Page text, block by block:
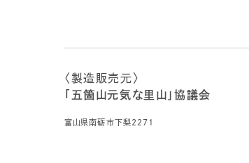
〈製造販売元〉
「五箇山元気な里山」協議会
富山県南砺市下梨2271